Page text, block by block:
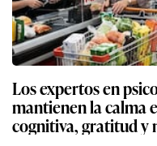
Los expertos en
mantienen la calma
cognitiva, gratitud y